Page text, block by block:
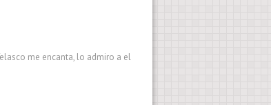
me encanta, lo admiro a el